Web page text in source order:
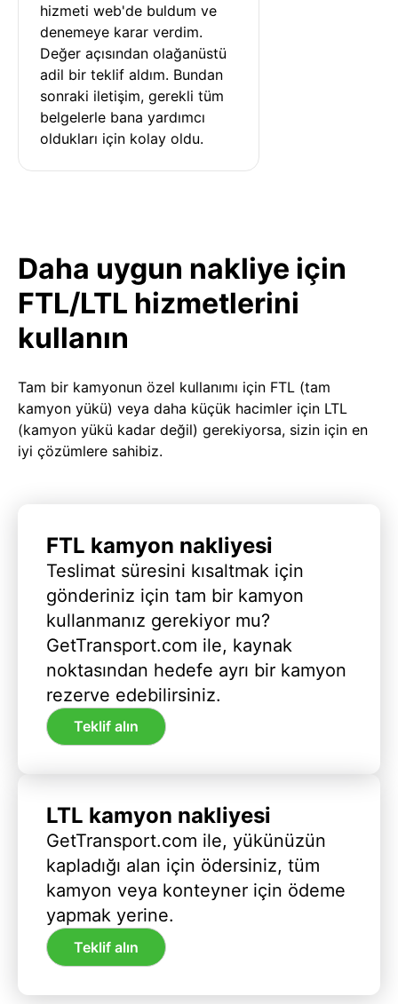
hizmeti web'de buldum ve
denemeye karar verdim.
Değer açısından olağanüstü
adil bir teklif aldım. Bundan
sonraki iletişim, gerekli tüm
belgelerle bana yardımcı
oldukları için kolay oldu.
Daha uygun nakliye için
FTL/LTL hizmetlerini
kullanın
Tam bir kamyonun özel kullanımı için FTL (tam
kamyon yükü) veya daha küçük hacimler için LTL
(kamyon yükü kadar değil) gerekiyorsa, sizin için en
iyi çözümlere sahibiz.
FTL kamyon nakliyesi
Teslimat süresini kısaltmak için
gönderiniz için tam bir kamyon
kullanmanız gerekiyor mu?
GetTransport.com ile, kaynak
noktasından hedefe ayrı bir kamyon
rezerve edebilirsiniz.
Teklif alın
LTL kamyon nakliyesi
GetTransport.com ile, yükünüzün
kapladığı alan için ödersiniz, tüm
kamyon veya konteyner için ödeme
yapmak yerine.
Teklif alın